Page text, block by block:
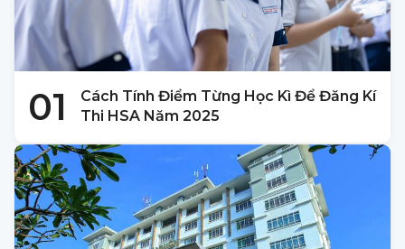
01
Cách Tính Điểm Từng Học Kì Để Đăng Kí
Thi HSA Năm 2025